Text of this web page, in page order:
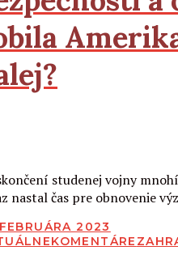
studenej vojny
nastal čas pre obnovenie
2023
KOMENTÁRE